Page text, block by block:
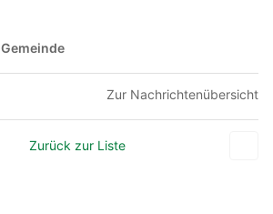
Gemeinde
Zur Nachrichtenübersicht
Zurück zur Liste